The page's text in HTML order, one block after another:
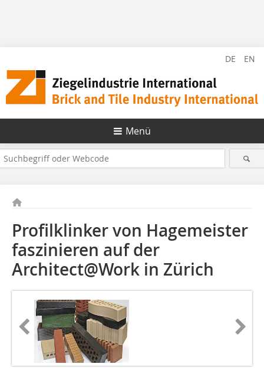
DE EN
Menü
Profilklinker von Hagemeister
faszinieren auf der
Architect@Work in Zürich